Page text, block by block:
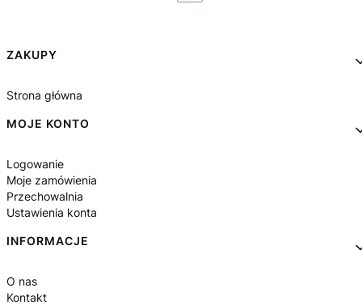
Linki w stopce
ZAKUPY
Strona główna
MOJE KONTO
Logowanie
Moje zamówienia
Przechowalnia
Ustawienia konta
INFORMACJE
O nas
Kontakt